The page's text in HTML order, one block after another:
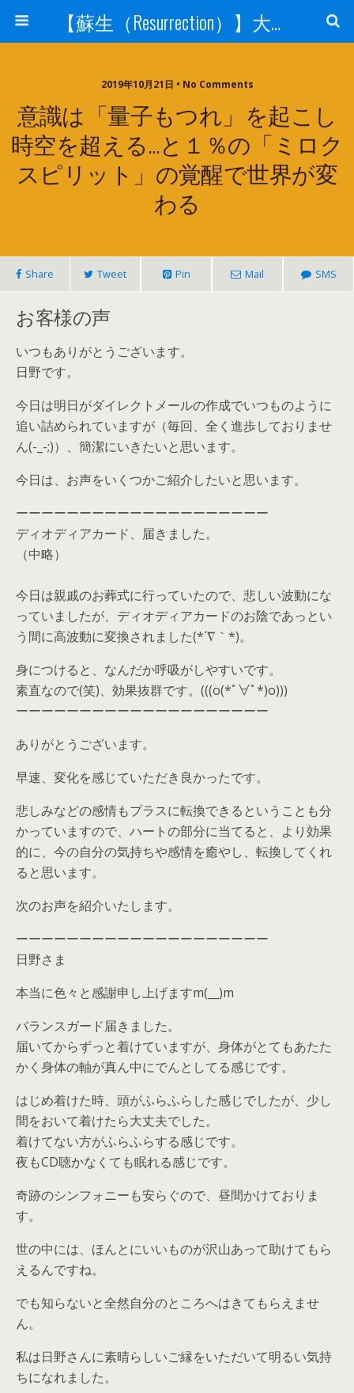
【蘇生（Resurrection）】大宇宙と人体の神秘を紐解く
2019年10月21日 • No Comments
意識は「量子もつれ」を起こし
時空を超える…と１％の「ミロク
スピリット」の覚醒で世界が変
わる
Share Tweet Pin Mail SMS
お客様の声
いつもありがとうございます。
日野です。
今日は明日がダイレクトメールの作成でいつものように
追い詰められていますが（毎回、全く進歩しておりませ
ん(-_-;)）、簡潔にいきたいと思います。
今日は、お声をいくつかご紹介したいと思います。
ーーーーーーーーーーーーーーーーーーーー
ディオディアカード、届きました。
（中略）
今日は親戚のお葬式に行っていたので、悲しい波動にな
っていましたが、ディオディアカードのお陰であっとい
う間に高波動に変換されました(*´∇｀*)。
身につけると、なんだか呼吸がしやすいです。
素直なので(笑)、効果抜群です。(((o(*ﾟ∀ﾟ*)o)))
ーーーーーーーーーーーーーーーーーーーー
ありがとうございます。
早速、変化を感じていただき良かったです。
悲しみなどの感情もプラスに転換できるということも分
かっていますので、ハートの部分に当てると、より効果
的に、今の自分の気持ちや感情を癒やし、転換してくれ
ると思います。
次のお声を紹介いたします。
ーーーーーーーーーーーーーーーーーーーー
日野さま
本当に色々と感謝申し上げますm(__)m
バランスガード届きました。
届いてからずっと着けていますが、身体がとてもあたた
かく身体の軸が真ん中にでんとしてる感じです。
はじめ着けた時、頭がふらふらした感じでしたが、少し
間をおいて着けたら大丈夫でした。
着けてない方がふらふらする感じです。
夜もCD聴かなくても眠れる感じです。
奇跡のシンフォニーも安らぐので、昼間かけておりま
す。
世の中には、ほんとにいいものが沢山あって助けてもら
えるんですね。
でも知らないと全然自分のところへはきてもらえませ
ん。
私は日野さんに素晴らしいご縁をいただいて明るい気持
ちになれました。